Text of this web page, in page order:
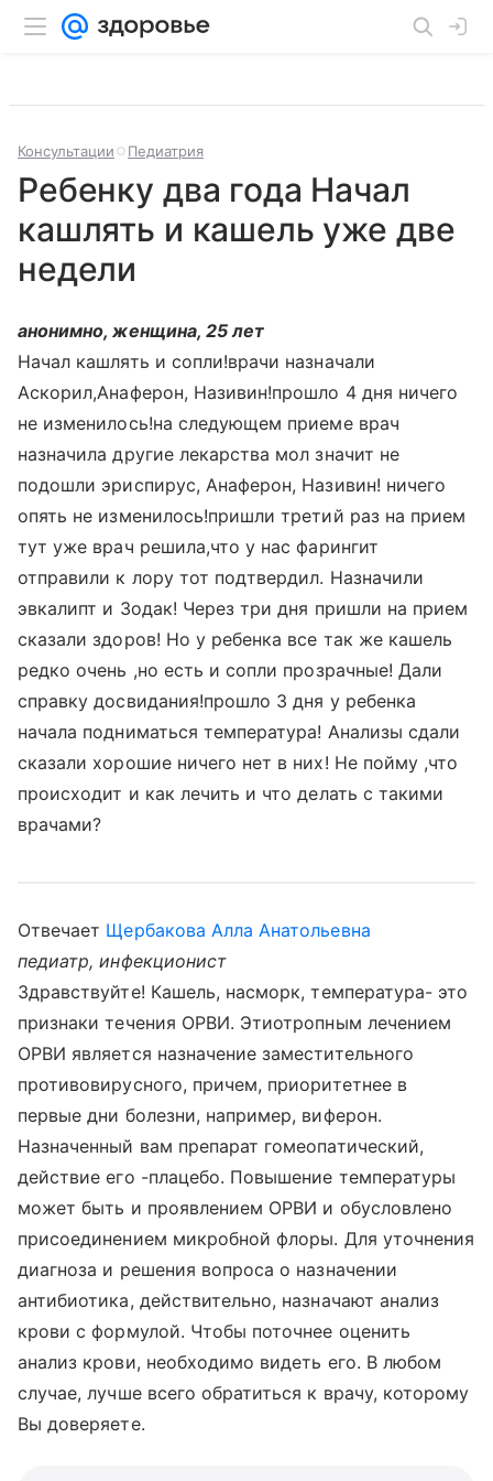
Консультации Педиатрия
Ребенку два года Начал
кашлять и кашель уже две
недели
анонимно, женщина, 25 лет
Начал кашлять и сопли!врачи назначали
Аскорил,Анаферон, Називин!прошло 4 дня ничего
не изменилось!на следующем приеме врач
назначила другие лекарства мол значит не
подошли эриспирус, Анаферон, Називин! ничего
опять не изменилось!пришли третий раз на прием
тут уже врач решила,что у нас фарингит
отправили к лору тот подтвердил. Назначили
эвкалипт и Зодак! Через три дня пришли на прием
сказали здоров! Но у ребенка все так же кашель
редко очень ,но есть и сопли прозрачные! Дали
справку досвидания!прошло 3 дня у ребенка
начала подниматься температура! Анализы сдали
сказали хорошие ничего нет в них! Не пойму ,что
происходит и как лечить и что делать с такими
врачами?
Отвечает Щербакова Алла Анатольевна
педиатр, инфекционист
Здравствуйте! Кашель, насморк, температура- это
признаки течения ОРВИ. Этиотропным лечением
ОРВИ является назначение заместительного
противовирусного, причем, приоритетнее в
первые дни болезни, например, виферон.
Назначенный вам препарат гомеопатический,
действие его -плацебо. Повышение температуры
может быть и проявлением ОРВИ и обусловлено
присоединением микробной флоры. Для уточнения
диагноза и решения вопроса о назначении
антибиотика, действительно, назначают анализ
крови с формулой. Чтобы поточнее оценить
анализ крови, необходимо видеть его. В любом
случае, лучше всего обратиться к врачу, которому
Вы доверяете.